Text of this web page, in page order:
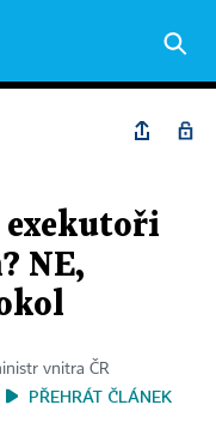
exekutoři
NE,
vnitra ČR
PŘEHRÁT ČLÁNEK